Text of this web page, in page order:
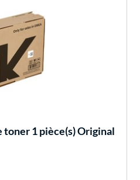
1 pièce(s) Original